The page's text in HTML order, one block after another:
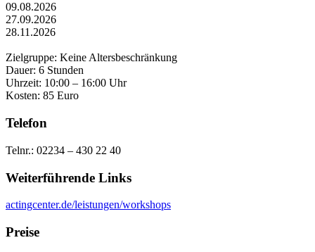
09.08.2026
27.09.2026
28.11.2026
Zielgruppe: Keine Altersbeschränkung
Dauer: 6 Stunden
Uhrzeit: 10:00 – 16:00 Uhr
Kosten: 85 Euro
Telefon
Telnr.: 02234 – 430 22 40
Weiterführende Links
actingcenter.de/leistungen/workshops
Preise